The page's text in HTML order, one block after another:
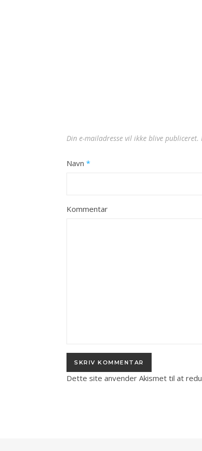
Din e-mailadresse vil ikke blive publiceret.
Navn *
Kommentar
Dette site anvender Akismet til at